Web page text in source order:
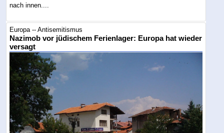
nach innen....
Europa -- Antisemitismus
Nazimob vor jüdischem Ferienlager: Europa hat wieder
versagt